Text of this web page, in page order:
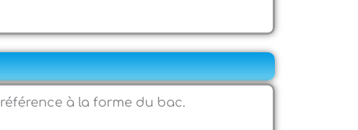
à la forme du bac.